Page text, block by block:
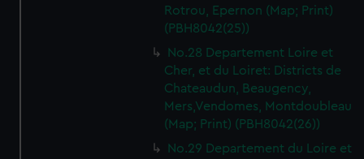
Rotrou, Epernon (Map; Print)
(PBH8042(25))
No.28 Departement Loire et
Cher, et du Loiret: Districts de
Chateaudun, Beaugency,
Mers,Vendomes, Montdoubleau
(Map; Print) (PBH8042(26))
No.29 Departement du Loire et